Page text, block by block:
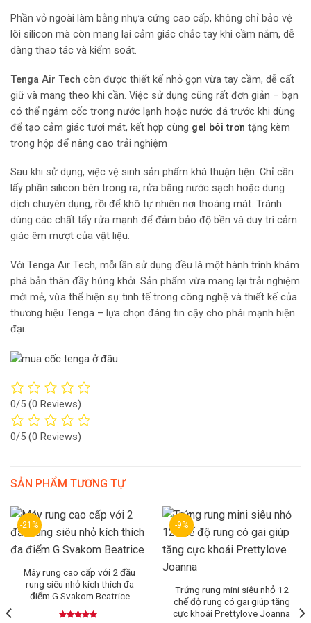
Phần vỏ ngoài làm bằng nhựa cứng cao cấp, không chỉ bảo vệ
lõi silicon mà còn mang lại cảm giác chắc tay khi cầm nắm, dễ
dàng thao tác và kiểm soát.
Tenga Air Tech còn được thiết kế nhỏ gọn vừa tay cầm, dễ cất
giữ và mang theo khi cần. Việc sử dụng cũng rất đơn giản – bạn
có thể ngâm cốc trong nước lạnh hoặc nước đá trước khi dùng
để tạo cảm giác tươi mát, kết hợp cùng gel bôi trơn tặng kèm
trong hộp để nâng cao trải nghiệm
Sau khi sử dụng, việc vệ sinh sản phẩm khá thuận tiện. Chỉ cần
lấy phần silicon bên trong ra, rửa bằng nước sạch hoặc dung
dịch chuyên dụng, rồi để khô tự nhiên nơi thoáng mát. Tránh
dùng các chất tẩy rửa mạnh để đảm bảo độ bền và duy trì cảm
giác êm mượt của vật liệu.
Với Tenga Air Tech, mỗi lần sử dụng đều là một hành trình khám
phá bản thân đầy hứng khởi. Sản phẩm vừa mang lại trải nghiệm
mới mẻ, vừa thể hiện sự tinh tế trong công nghệ và thiết kế của
thương hiệu Tenga – lựa chọn đáng tin cậy cho phái mạnh hiện
đại.
0/5 (0 Reviews)
0/5 (0 Reviews)
SẢN PHẨM TƯƠNG TỰ
-21%
Máy rung cao cấp với 2 đầu
rung siêu nhỏ kích thích đa
điểm G Svakom Beatrice
-9%
Trứng rung mini siêu nhỏ 12
chế độ rung có gai giúp tăng
cực khoái Prettylove Joanna